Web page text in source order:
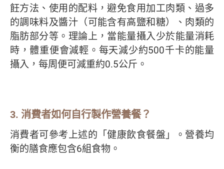
飪方法、使用的配料，避免食用加工肉類、過多
的調味料及醬汁（可能含有高鹽和糖）、肉類的
脂肪部分等。理論上，當能量攝入少於能量消耗
時，體重便會減輕。每天減少約500千卡的能量
攝入，每周便可減重約0.5公斤。
3. 消費者如何自行製作營養餐？
消費者可參考上述的「健康飲食餐盤」。營養均
衡的膳食應包含6組食物。